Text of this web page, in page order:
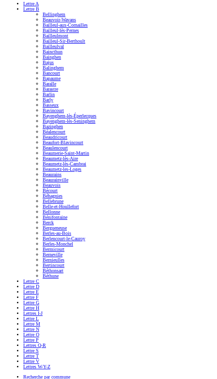
Lettre A
Lettre B
Bellinghem
Beauvoir-Wavans
Bailleul-aux-Cornailles
Bailleul-lès-Pernes
Bailleulmont
Bailleul-Sir-Berthoult
Bailleulval
Baincthun
Bainghen
Bajus
Balinghem
Bancourt
Bapaume
Baralle
Barastre
Barlin
Barly
Basseux
Bavincourt
Bayenghem-lès-Éperlecques
Bayenghem-lès-Seninghem
Bazinghen
Béalencourt
Beaudricourt
Beaufort-Blavincourt
Beaulencourt
Beaumerie-Saint-Martin
Beaumetz-lès-Aire
Beaumetz-lès-Cambrai
Beaumetz-les-Loges
Beaurains
Beaurainville
Beauvois
Bécourt
Béhagnies
Bellebrune
Belle-et-Houllefort
Bellonne
Bénifontaine
Berck
Bergueneuse
Berles-au-Bois
Berlencourt-le-Cauroy
Berles-Monchel
Bermicourt
Berneville
Bernieulles
Bertincourt
Béthonsart
Béthune
Lettre C
Lettre D
Lettre E
Lettre F
Lettre G
Lettre H
Lettres I-J
Lettre L
Lettre M
Lettre N
Lettre O
Lettre P
Lettres Q-R
Lettre S
Lettre T
Lettre V
Lettres W-Y-Z
Recherche par commune